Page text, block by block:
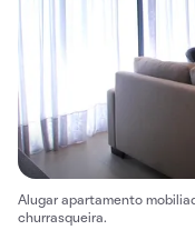
Alugar apartamento
churrasqueira.